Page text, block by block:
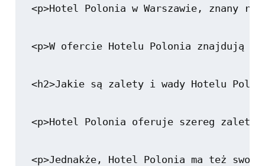
<p>Hotel Polonia w Warszawie, znany
<p>W ofercie Hotelu Polonia znajdują
<h2>Jakie są zalety i wady Hotelu
<p>Hotel Polonia oferuje szereg zalet,
<p>Jednakże, Hotel Polonia ma też